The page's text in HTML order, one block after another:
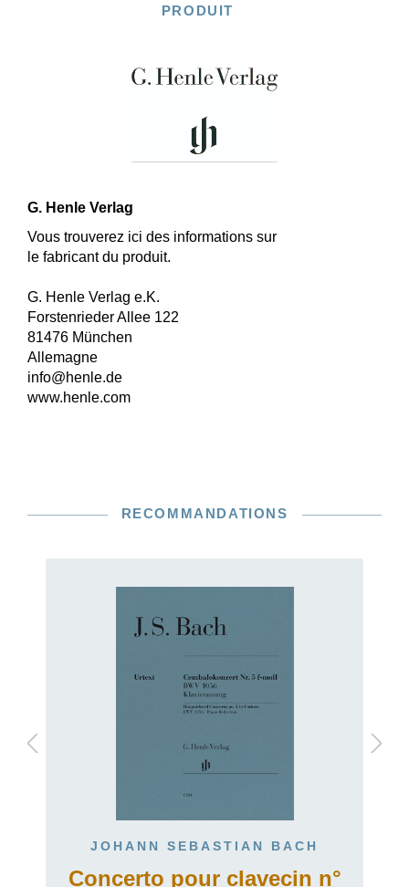
PRODUIT
G. Henle Verlag
Vous trouverez ici des informations sur
le fabricant du produit.
G. Henle Verlag e.K.
Forstenrieder Allee 122
81476 München
Allemagne
info@henle.de
www.henle.com
RECOMMANDATIONS
JOHANN SEBASTIAN BACH
Concerto pour clavecin n°